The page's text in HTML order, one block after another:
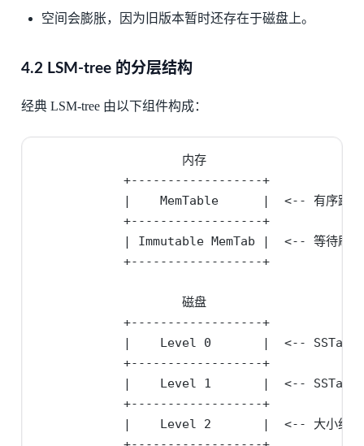
空间会膨胀，因为旧版本暂时还存在于磁盘上。
4.2 LSM-tree 的分层结构
经典 LSM-tree 由以下组件构成：
                    内存
            +------------------+
|    MemTable      |  <-- 有序跳表
            +------------------+
            | Immutable MemTab |  <-- 等待刷盘
            +------------------+
                    磁盘
            +------------------+
|    Level 0       |  <-- SSTable
            +------------------+
|    Level 1       |  <-- SSTable
            +------------------+
|    Level 2       |  <-- 大小约